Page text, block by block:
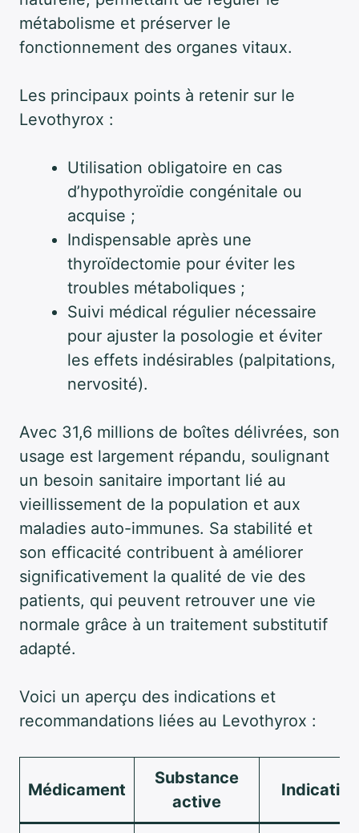
métabolisme et préserver le
fonctionnement des organes vitaux.
Les principaux points à retenir sur le
Levothyrox :
Utilisation obligatoire en cas
d’hypothyroïdie congénitale ou
acquise ;
Indispensable après une
thyroïdectomie pour éviter les
troubles métaboliques ;
Suivi médical régulier nécessaire
pour ajuster la posologie et éviter
les effets indésirables (palpitations,
nervosité).
Avec 31,6 millions de boîtes délivrées, son
usage est largement répandu, soulignant
un besoin sanitaire important lié au
vieillissement de la population et aux
maladies auto-immunes. Sa stabilité et
son efficacité contribuent à améliorer
significativement la qualité de vie des
patients, qui peuvent retrouver une vie
normale grâce à un traitement substitutif
adapté.
Voici un aperçu des indications et
recommandations liées au Levothyrox :
Médicament
Substance
active